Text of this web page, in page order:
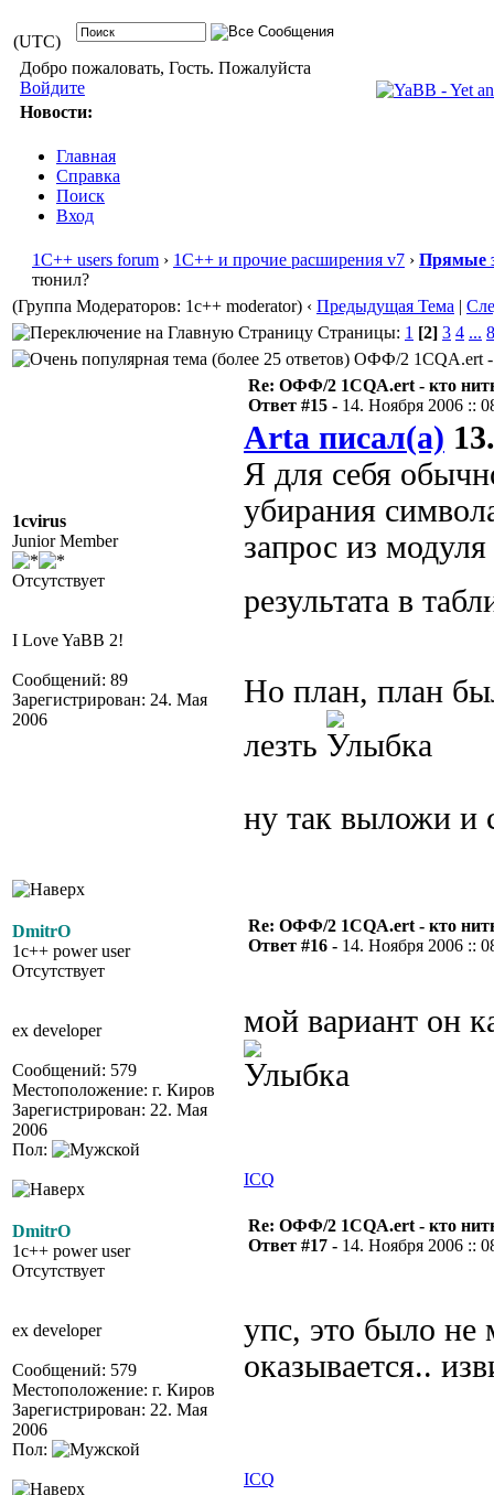
(UTC)
Добро пожаловать, Гость. Пожалуйста
Войдите
Новости:
Главная
Справка
Поиск
Вход
1С++ users forum › 1С++ и прочие расширения v7 › Прямые
тюнил?
(Группа Модераторов: 1c++ moderator) ‹ Предыдущая Тема |
Страницы: 1 [2] 3 4 ... 8
ОФФ/2 1CQA.ert -
1cvirus
Junior Member
Отсутствует
I Love YaBB 2!
Сообщений: 89
Зарегистрирован: 24. Мая
2006
Re: ОФФ/2 1CQA.ert - кто
Ответ #15 - 14. Ноября 2006 ::
Arta писал(а)
Я для себя
убирания
запрос из
результата в
Но план, план
лезть
ну так выложи и
DmitrO
1c++ power user
Отсутствует
ex developer
Сообщений: 579
Местоположение: г. Киров
Зарегистрирован: 22. Мая
2006
Пол:
Re: ОФФ/2 1CQA.ert - кто
Ответ #16 - 14. Ноября 2006 ::
мой вариант он
ICQ
DmitrO
1c++ power user
Отсутствует
ex developer
Сообщений: 579
Местоположение: г. Киров
Зарегистрирован: 22. Мая
2006
Пол:
Re: ОФФ/2 1CQA.ert - кто
Ответ #17 - 14. Ноября 2006 ::
упс, это было не
оказывается..
ICQ